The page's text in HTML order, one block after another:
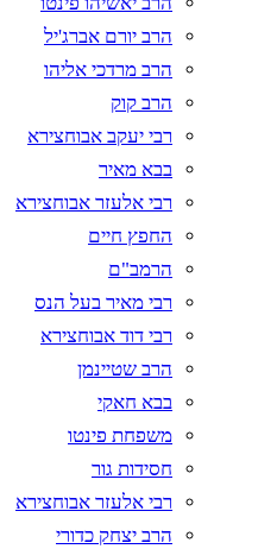
הרב יורם אברג'יל
הרב מרדכי אליהו
הרב קוק
רבי יעקב אבוחצירא
בבא מאיר
רבי אלעזר אבוחצירא
החפץ חיים
הרמב"ם
רבי מאיר בעל הנס
רבי דוד אבוחצירא
הרב שטיינמן
בבא חאקי
משפחת פינטו
חסידות גור
רבי אלעזר אבוחצירא
הרב יצחק כדורי